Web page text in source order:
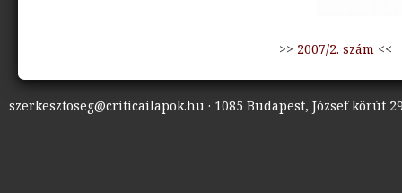
>> 2007/2. szám <<
szerkesztoseg@criticailapok.hu · 1085 Budapest, József körút